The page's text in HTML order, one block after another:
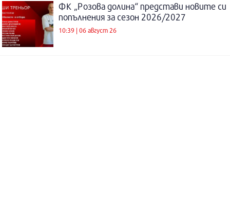
ФК „Розова долина“ представи новите си
попълнения за сезон 2026/2027
10:39 | 06 август 26